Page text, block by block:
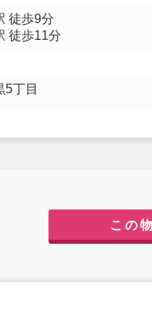
徒歩9分
徒歩11分
5丁目
この